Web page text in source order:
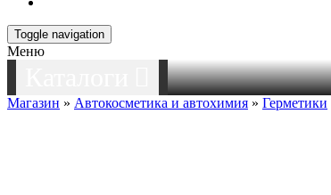
Toggle navigation
Меню
Магазин » Автокосметика и автохимия » Герметики